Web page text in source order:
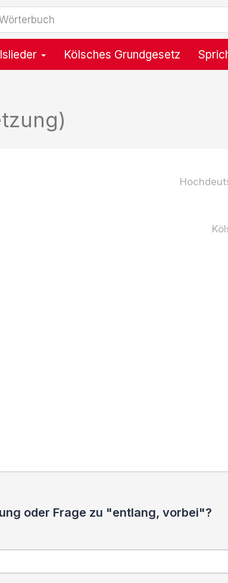
Kölsches Grundgesetz
oder Frage zu "entlang, vorbei"?